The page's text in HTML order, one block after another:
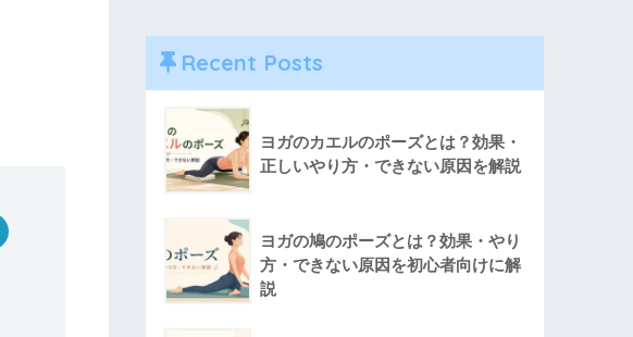
Recent Posts
ヨガのカエルのポーズとは？効果・
正しいやり方・できない原因を解説
ヨガの鳩のポーズとは？効果・やり
方・できない原因を初心者向けに解
説